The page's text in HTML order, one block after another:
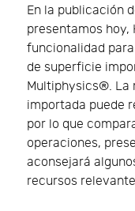
En la publicación
presentamos hoy,
funcionalidad
de superficie
Multiphysics®. La
importada puede
por lo que
operaciones,
aconsejará
recursos